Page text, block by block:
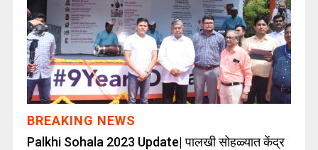
BREAKING NEWS
Palkhi Sohala 2023 Update| पालखी सोहळ्यात केंद्र